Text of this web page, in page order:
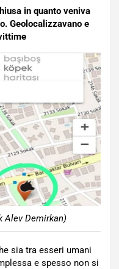
in quanto veniva
Geolocalizzavano e
Alev Demirkan)
sia tra esseri umani
e spesso non si